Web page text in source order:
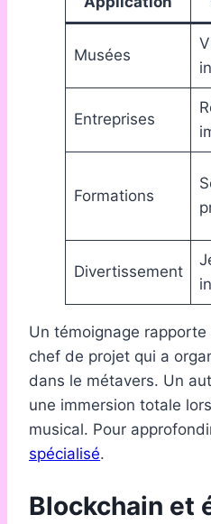
Musées
Entreprises
Formations
Divertissement
Un témoignage rapporte
chef de projet qui a
dans le métavers. Un
une immersion totale
musical. Pour
spécialisé.
Blockchain et